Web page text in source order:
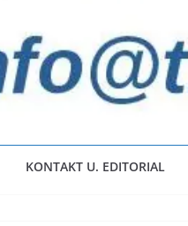
KONTAKT U. EDITORIAL